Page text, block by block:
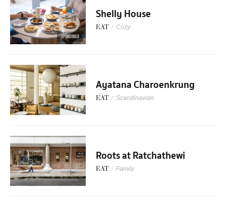
SPONSORED
Shelly House
EAT / Cozy
Ayatana Charoenkrung
EAT / Scandinavian
Roots at Ratchathewi
EAT / Family